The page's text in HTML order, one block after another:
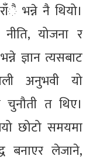
भन्ने नै थियो।
योजना र
ज्ञान त्यसबाट
अनुभवी यो
चुनौती त थिए।
छोटो समयमा
बनाएर लेजाने,